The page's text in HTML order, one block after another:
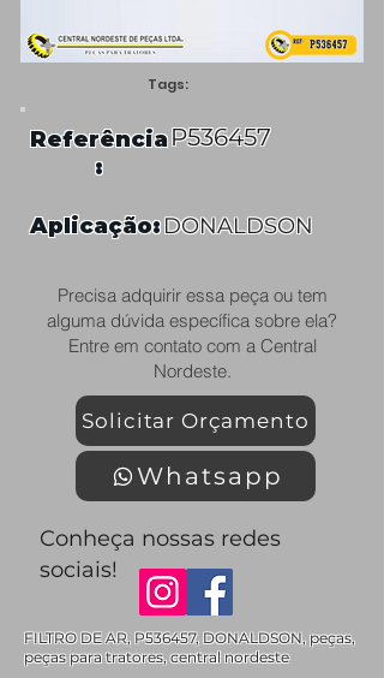
Tags:
Referência
:
P536457
Aplicação:DONALDSON
Precisa adquirir essa peça ou tem
alguma dúvida específica sobre ela?
Entre em contato com a Central
Nordeste.
Solicitar Orçamento
Whatsapp
Conheça nossas redes
sociais!
FILTRO DE AR, P536457, DONALDSON, peças,
peças para tratores, central nordeste